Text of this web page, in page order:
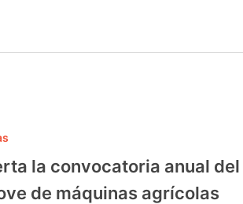
la convocatoria anual del
de máquinas agrícolas